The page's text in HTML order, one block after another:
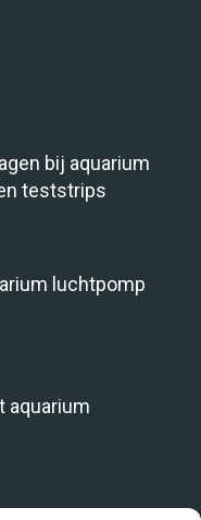
bij aquarium
teststrips
luchtpomp
aquarium